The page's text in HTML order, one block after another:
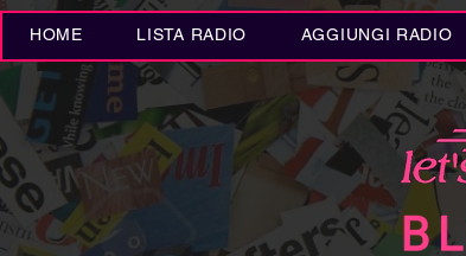
HOME LISTA RADIO AGGIUNGI RADIO